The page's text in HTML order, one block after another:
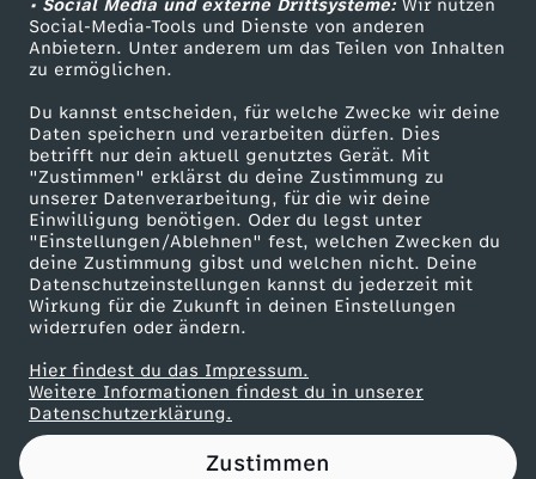
• Social Media und externe Drittsysteme:Wir nutzen
Social-Media-Tools und Dienste von anderen
Anbietern. Unter anderem um das Teilen von Inhalten
zu ermöglichen.
Du kannst entscheiden, für welche Zwecke wir deine
Daten speichern und verarbeiten dürfen. Dies
betrifft nur dein aktuell genutztes Gerät. Mit
"Zustimmen" erklärst du deine Zustimmung zu
unserer Datenverarbeitung, für die wir deine
Einwilligung benötigen. Oder du legst unter
"Einstellungen/Ablehnen" fest, welchen Zwecken du
deine Zustimmung gibst und welchen nicht. Deine
Datenschutzeinstellungen kannst du jederzeit mit
Wirkung für die Zukunft in deinen Einstellungen
widerrufen oder ändern.
Hier findest du das Impressum.
Weitere Informationen findest du in unserer
Datenschutzerklärung.
Zustimmen
-
R
ü
c
k
b
a
u
ZDF Unternehmen
Karriere
ZDF goes Schule
Werbefernsehen
Mainzelmännchen
Partner